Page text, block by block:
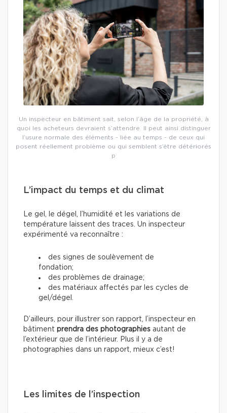
Un inspecteur en bâtiment sait, selon l’âge de la propriété, à
quoi les acheteurs devraient s’attendre. Il peut ainsi distinguer
l’usure normale des éléments - liée au temps - de ceux qui
posent réellement problème ou qui semblent s’être détériorés
p
L’impact du temps et du climat
Le gel, le dégel, l’humidité et les variations de
température laissent des traces. Un inspecteur
expérimenté va reconnaître :
des signes de soulèvement de
fondation;
des problèmes de drainage;
des matériaux affectés par les cycles de
gel/dégel.
D’ailleurs, pour illustrer son rapport, l’inspecteur en
bâtiment prendra des photographies autant de
l’extérieur que de l’intérieur. Plus il y a de
photographies dans un rapport, mieux c’est!
Les limites de l’inspection